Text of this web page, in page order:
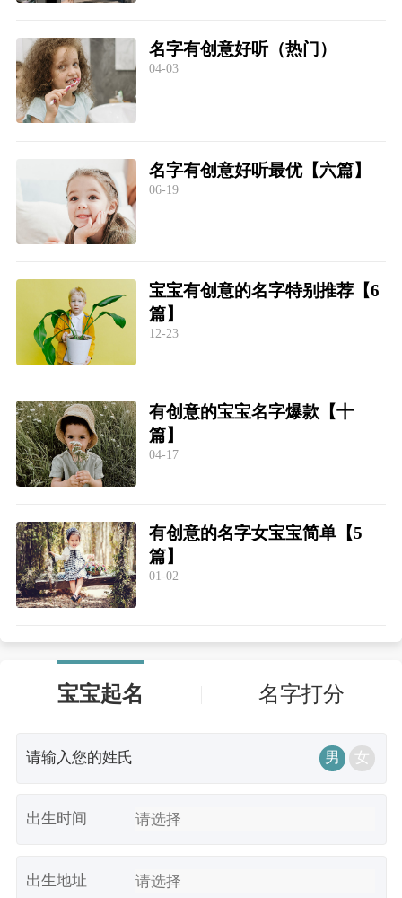
名字有创意好听（热门）
04-03
名字有创意好听最优【六篇】
06-19
宝宝有创意的名字特别推荐【6
篇】
12-23
有创意的宝宝名字爆款【十
篇】
04-17
有创意的名字女宝宝简单【5
篇】
01-02
宝宝起名 名字打分
男 女
出生时间
出生地址